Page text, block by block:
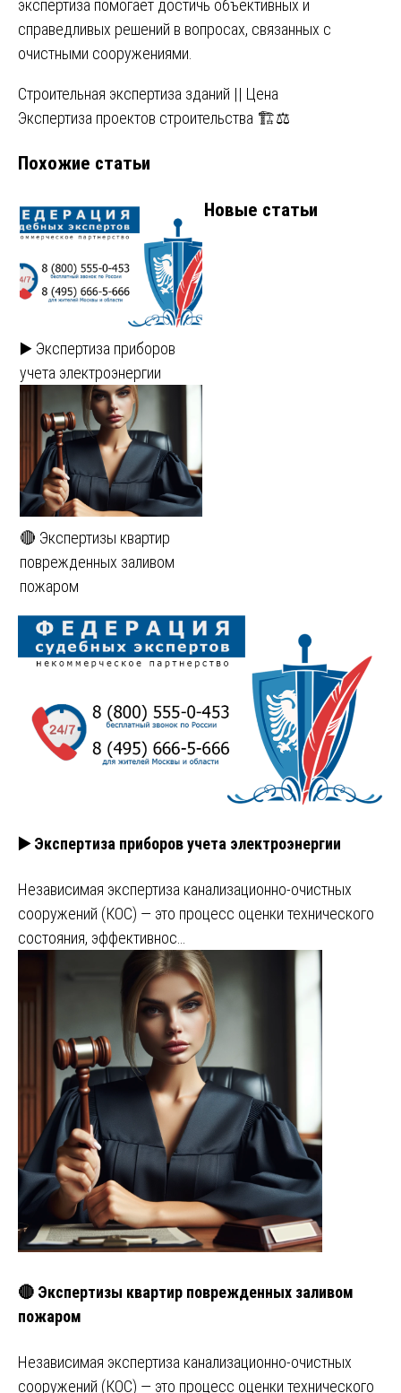
экспертиза помогает достичь объективных и
справедливых решений в вопросах, связанных с
очистными сооружениями.
Навигация
записям
Строительная экспертиза зданий || Цена
Экспертиза проектов строительства 🏗️⚖️
Похожие статьи
▶️ Экспертиза приборов
учета электроэнергии
🔴 Экспертизы квартир
поврежденных заливом
пожаром
Новые статьи
▶️ Экспертиза приборов учета электроэнергии
Независимая экспертиза канализационно-очистных
сооружений (КОС) — это процесс оценки технического
состояния, эффективнос…
🔴 Экспертизы квартир поврежденных заливом
пожаром
Независимая экспертиза канализационно-очистных
сооружений (КОС) — это процесс оценки технического